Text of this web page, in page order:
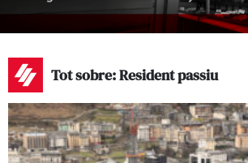
Tot sobre: Resident passiu